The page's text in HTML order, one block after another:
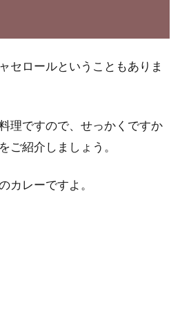
セロールということもありま
理ですので、せっかくですか
ご紹介しましょう。
カレーですよ。